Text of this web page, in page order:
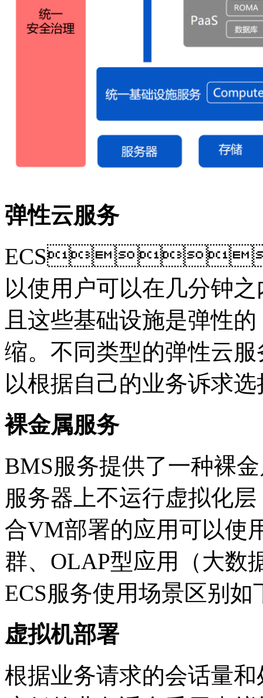
弹性云服务
ECS，即
以使用户可以在几分钟之内迅
且这些基础设施是弹性的
缩。不同类型的弹性云服务器
以根据自己的业务诉求
裸金属服务
BMS服务提供了一种裸金属服
服务器上不运行虚拟化层
合VM部署的应用可以使用BMS服务
群、OLAP型应用（大
ECS服务使用场景区别如下
虚拟机部署
根据业务请求的会话量和处理复杂度